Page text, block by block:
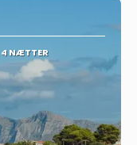
4 NÆTTER